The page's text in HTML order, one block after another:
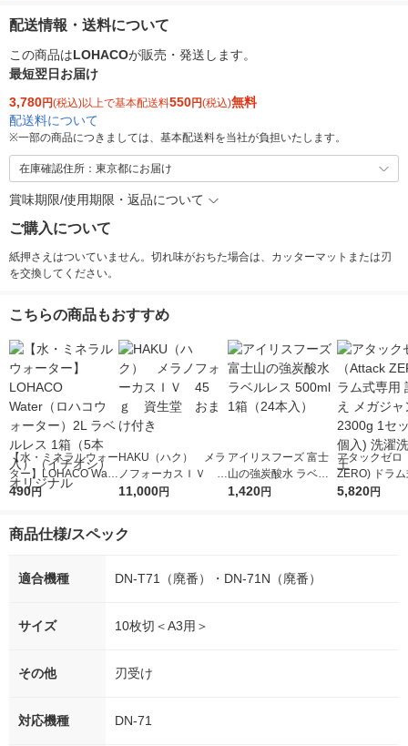
配送情報・送料について
この商品はLOHACOが販売・発送します。
最短翌日お届け
3,780円(税込)以上で基本配送料550円(税込)無料
配送料について
※一部の商品につきましては、基本配送料を当社が負担いたします。
在庫確認住所：東京都にお届け
賞味期限/使用期限・返品について
ご購入について
紙押さえはついていません。切れ味がおちた場合は、カッターマットまたは刃
を交換してください。
こちらの商品もおすすめ
【水・ミネラルウォー
ター】LOHACO Wate
r（ロハコウォータ
シ） オリジナル
490円
HAKU（ハク） メラ
ノフォーカスＩＶ 4
5ｇ 資生堂 おまけ
11,000円
アイリスフーズ 富士
山の強炭酸水 ラベル
レス 500ml 1箱（24
1,420円
アタックゼロ
ZERO) ドラ
詰め替え メガ
5,820円
商品仕様/スペック
適合機種 DN-T71（廃番）・DN-71N（廃番）
サイズ 10枚切＜A3用＞
その他 刃受け
対応機種 DN-71